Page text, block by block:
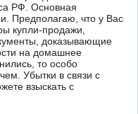
РФ. Основная
Предполагаю, что у Вас
купли-продажи,
доказывающие
на домашнее
то особо
Убытки в связи с
взыскать с